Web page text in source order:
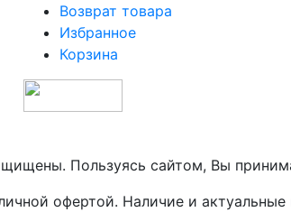
Возврат товара
Избранное
Корзина
Пользуясь сайтом, Вы
офертой. Наличие и